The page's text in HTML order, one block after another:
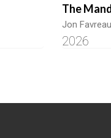
The
Jon Favreau
2026